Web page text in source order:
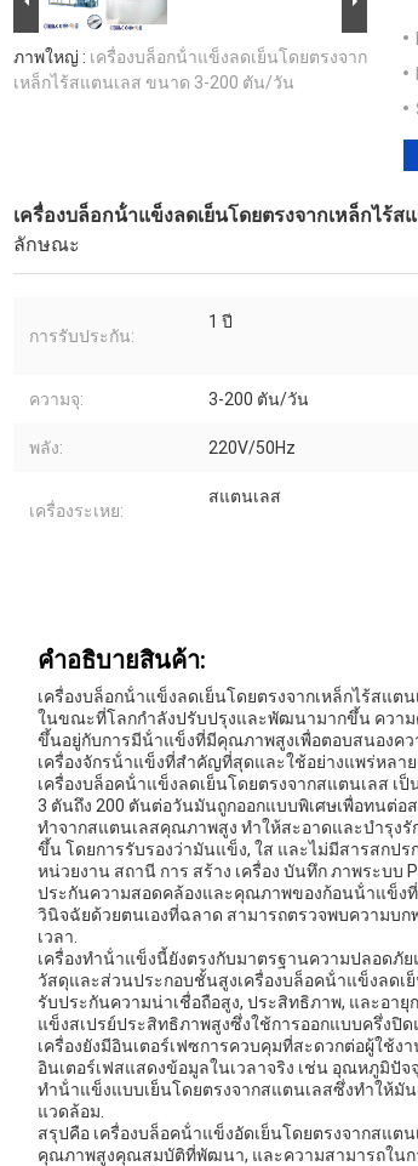
ภาพใหญ่ : เครื่องบล็อกน้ําแข็งลดเย็นโดยตรงจาก
เหล็กไร้สแตนเลส ขนาด 3-200 ตัน/วัน
เครื่องบล็อกน้ําแข็งลดเย็นโดยตรงจากเหล็กไร้
ลักษณะ
การรับประกัน:
1 ปี
ความจุ: 3-200 ตัน/วัน
พลัง: 220V/50Hz
เครื่องระเหย:
สแตนเลส
คําอธิบายสินค้า:
เครื่องบล็อกน้ําแข็งลดเย็นโดยตรงจากเหล็กไร้สแต
ในขณะที่โลกกําลังปรับปรุงและพัฒนามากขึ้น ความ
ขึ้นอยู่กับการมีน้ําแข็งที่มีคุณภาพสูงเพื่อตอบสนองคว
เครื่องจักรน้ําแข็งที่สําคัญที่สุดและใช้อย่างแพร่หลา
เครื่องบล็อคน้ําแข็งลดเย็นโดยตรงจากสแตนเลส
3 ตันถึง 200 ตันต่อวันมันถูกออกแบบพิเศษเพื่อทนต่
ทําจากสแตนเลสคุณภาพสูง ทําให้สะอาดและบํารุง
ขึ้น โดยการรับรองว่ามันแข็ง, ใส และไม่มีสารสกปร
หน่วยงาน สถานี การ สร้าง เครื่อง บันทึก ภาพระบ
ประกันความสอดคล้องและคุณภาพของก้อนน้ําแข็ง
วินิจฉัยด้วยตนเองที่ฉลาด สามารถตรวจพบความบ
เวลา.
เครื่องทําน้ําแข็งนี้ยังตรงกับมาตรฐานความปลอดภั
วัสดุและส่วนประกอบชั้นสูงเครื่องบล็อคน้ําแข็งลดเ
รับประกันความน่าเชื่อถือสูง, ประสิทธิภาพ, และอา
แข็งสเปรย์ประสิทธิภาพสูงซึ่งใช้การออกแบบครึ่งปิ
เครื่องยังมีอินเตอร์เฟซการควบคุมที่สะดวกต่อผู้ใช้
อินเตอร์เฟสแสดงข้อมูลในเวลาจริง เช่น อุณหภูมิปั
ทําน้ําแข็งแบบเย็นโดยตรงจากสแตนเลสซึ่งทําให้มั
แวดล้อม.
สรุปคือ เครื่องบล็อคน้ําแข็งอัดเย็นโดยตรงจากสแต
คุณภาพสูงคุณสมบัติที่พัฒนา, และความสามารถในก